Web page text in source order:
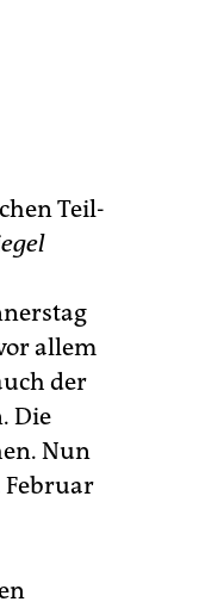
Teil­
allem
der
Die
Nun
Februar